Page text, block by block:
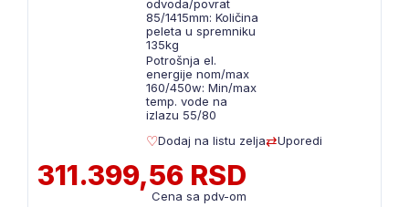
odvoda/povrat
85/1415mm: Količina
peleta u spremniku
135kg
Potrošnja el.
energije nom/max
160/450w: Min/max
temp. vode na
izlazu 55/80
Dodaj na listu zelja
Uporedi
311.399,56 RSD
Cena sa pdv-om